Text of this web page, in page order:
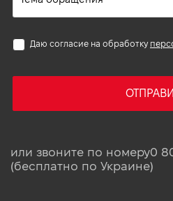
Даю согласие на обработку
или звоните по номеру0
(бесплатно по Украине)